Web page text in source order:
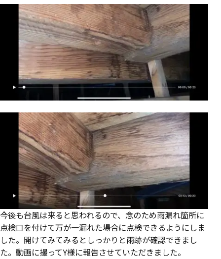
今後も台風は来ると思われるので、念のため雨漏れ箇所に
点検口を付けて万が一漏れた場合に点検できるようにしま
した。開けてみてみるとしっかりと雨跡が確認できまし
た。動画に撮ってY様に報告させていただきました。